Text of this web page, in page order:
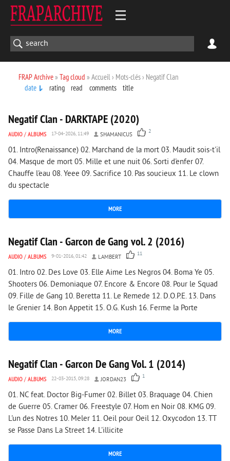
FRAP Archive» Tag cloud » Accueil › Mots-clés › Negatif Clan
date
rating read comments title
Negatif Clan - DARKTAPE (2020)
AUDIO / ALBUMS 17-04-2026, 11:49 SHAMANICUS 2
01. Intro(Renaissance) 02. Marchand de la mort 03. Maudit sois-t'il
04. Masque de mort 05. Mille et une nuit 06. Sorti d'enfer 07.
Chauffe l'eau 08. Yeee 09. Sacrifice 10. Pas soucieux 11. Le clown
du spectacle
MORE
4 552 0
Negatif Clan - Garcon de Gang vol. 2 (2016)
AUDIO / ALBUMS 9-01-2016, 01:42 LAMBERT 11
01. Intro 02. Des Love 03. Elle Aime Les Negros 04. Boma Ye 05.
Shooters 06. Demoniaque 07. Encore & Encore 08. Pour le Squad
09. Fille de Gang 10. Beretta 11. Le Remede 12. D.O.P.E. 13. Dans
le Grenier 14. Bon Appetit 15. O.G. Kush 16. Ferme la Porte
MORE
1 994 0
Negatif Clan - Garcon De Gang Vol. 1 (2014)
AUDIO / ALBUMS 22-03-2015, 09:28 JORDAN23 1
01. NC feat. Doctor Big-Fumer 02. Billet 03. Braquage 04. Chien
de Guerre 05. Cramer 06. Freestyle 07. Hom en Noir 08. KMG 09.
L'un des Notres 10. Meler 11. Oeil pour Oeil 12. Oxycodon 13. TT
se Passe Dans La Street 14. L'illicite
MORE